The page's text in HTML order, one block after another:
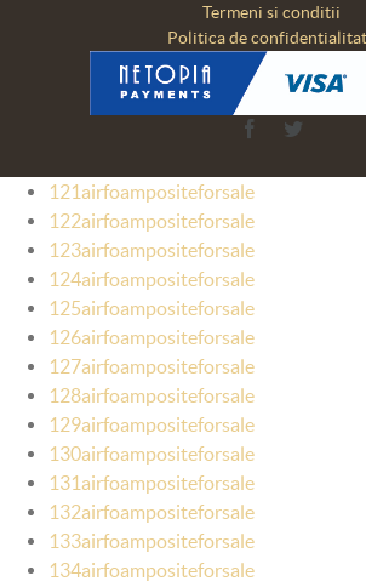
Termeni si conditii
Politica de
Facebook
121airfoampositeforsale
122airfoampositeforsale
123airfoampositeforsale
124airfoampositeforsale
125airfoampositeforsale
126airfoampositeforsale
127airfoampositeforsale
128airfoampositeforsale
129airfoampositeforsale
130airfoampositeforsale
131airfoampositeforsale
132airfoampositeforsale
133airfoampositeforsale
134airfoampositeforsale